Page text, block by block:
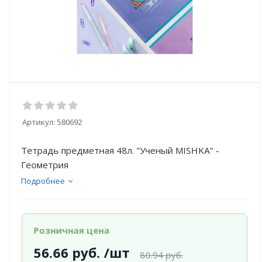
Артикул: 580692
Тетрадь предметная 48л. "Ученый MISHKA" -
Геометрия
Подробнее
Розничная цена
56.66 руб. /шт 80.94руб.